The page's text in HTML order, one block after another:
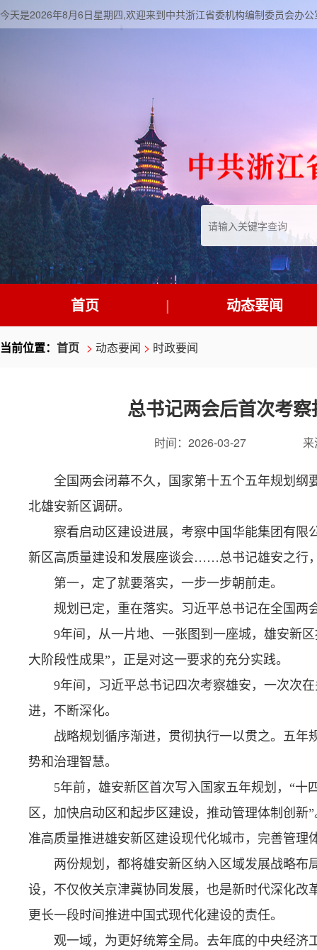
今天是2026年8月6日星期四,欢迎来到中共浙江省委机构编制委员会办
首页 动态要闻
当前位置： 首页 > 动态要闻 > 时政要闻
总书记两会后首次考
时间： 2026-03-27
全国两会闭幕不久，国家第十五个五年规划纲
北雄安新区调研。
察看启动区建设进展，考察中国华能集团有
新区高质量建设和发展座谈会……总书记雄安之行
第一，定了就要落实，一步一步朝前走。
规划已定，重在落实。习近平总书记在全国两
9年间，从一片地、一张图到一座城，雄安新
大阶段性成果”，正是对这一要求的充分实践。
9年间，习近平总书记四次考察雄安，一次次
进，不断深化。
战略规划循序渐进，贯彻执行一以贯之。五
势和治理智慧。
5年前，雄安新区首次写入国家五年规划，“十
区，加快启动区和起步区建设，推动管理体制创新
准高质量推进雄安新区建设现代化城市，完善管理
两份规划，都将雄安新区纳入区域发展战略
设，不仅攸关京津冀协同发展，也是新时代深化改
更长一段时间推进中国式现代化建设的责任。
观一域，为更好统筹全局。去年底的中央经济